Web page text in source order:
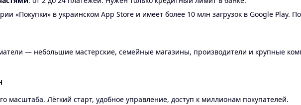
«Покупки» в украинском App Store и имеет более 10 млн загрузок в Google Play.
— небольшие мастерские, семейные магазины, производители и крупные
масштаба. Лёгкий старт, удобное управление, доступ к миллионам покупателей.